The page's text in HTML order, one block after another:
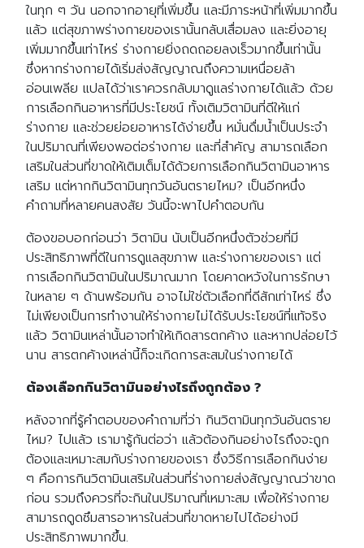
ในทุก ๆ วัน นอกจากอายุที่เพิ่มขึ้น และมีภาระหน้าที่เพิ่มมากขึ้น
แล้ว แต่สุขภาพร่างกายของเรานั้นกลับเสื่อมลง และยิ่งอายุ
เพิ่มมากขึ้นเท่าไหร่ ร่างกายยิ่งถดถอยลงเร็วมากขึ้นเท่านั้น
ซึ่งหากร่างกายได้เริ่มส่งสัญญาณถึงความเหนื่อยล้า
อ่อนเพลีย แปลได้ว่าเราควรกลับมาดูแลร่างกายได้แล้ว ด้วย
การเลือกกินอาหารที่มีประโยชน์ ทั้งเติมวิตามินที่ดีให้แก่
ร่างกาย และช่วยย่อยอาหารได้ง่ายขึ้น หมั่นดื่มน้ำเป็นประจำ
ในปริมาณที่เพียงพอต่อร่างกาย และที่สำคัญ สามารถเลือก
เสริมในส่วนที่ขาดให้เติมเต็มได้ด้วยการเลือกกินวิตามินอาหาร
เสริม แต่หากกินวิตามินทุกวันอันตรายไหม? เป็นอีกหนึ่ง
คำถามที่หลายคนสงสัย วันนี้จะพาไปคำตอบกัน
ต้องขอบอกก่อนว่า วิตามิน นับเป็นอีกหนึ่งตัวช่วยที่มี
ประสิทธิภาพที่ดีในการดูแลสุขภาพ และร่างกายของเรา แต่
การเลือกกินวิตามินในปริมาณมาก โดยคาดหวังในการรักษา
ในหลาย ๆ ด้านพร้อมกัน อาจไม่ใช่ตัวเลือกที่ดีสักเท่าไหร่ ซึ่ง
ไม่เพียงเป็นการทำงานให้ร่างกายไม่ได้รับประโยชน์ที่แท้จริง
แล้ว วิตามินเหล่านั้นอาจทำให้เกิดสารตกค้าง และหากปล่อยไว้
นาน สารตกค้างเหล่านี้ก็จะเกิดการสะสมในร่างกายได้
ต้องเลือกกินวิตามินอย่างไรถึงถูกต้อง ?
หลังจากที่รู้คำตอบของคำถามที่ว่า กินวิตามินทุกวันอันตราย
ไหม? ไปแล้ว เรามารู้กันต่อว่า แล้วต้องกินอย่างไรถึงจะถูก
ต้องและเหมาะสมกับร่างกายของเรา ซึ่งวิธีการเลือกกินง่าย
ๆ คือการกินวิตามินเสริมในส่วนที่ร่างกายส่งสัญญาณว่าขาด
ก่อน รวมถึงควรที่จะกินในปริมาณที่เหมาะสม เพื่อให้ร่างกาย
สามารถดูดซึมสารอาหารในส่วนที่ขาดหายไปได้อย่างมี
ประสิทธิภาพมากขึ้น.